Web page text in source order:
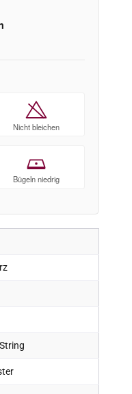
Nicht bleichen
Bügeln niedrig